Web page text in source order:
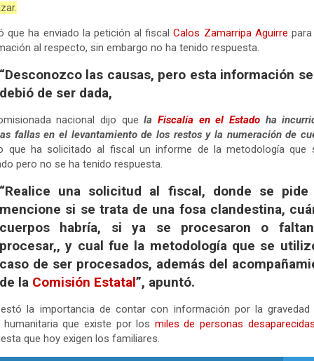
que ha enviado la petición al fiscalCalos Zamarripa Aguirre
al respecto, sin embargo no ha tenido respuesta.
“Desconozco las causas, pero esta información
debió de ser dada,
nacional dijo que laFiscalía en el Estado ha
fallas en el levantamiento de los restos y la numeración de
que ha solicitado al fiscal un informe de la metodología que
pero no se ha tenido respuesta.
“Realice una solicitud al fiscal, donde se pide
mencione si se trata de una fosa clandestina,
cuerpos habría, si ya se procesaron o
procesar,, y cual fue la metodología que se
caso de ser procesados, además del
de la Comisión Estatal”, apuntó.
la importancia de contar con información por la
humanitaria que existe por los miles de personas
que hoy exigen los familiares.